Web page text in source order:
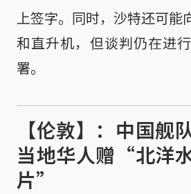
上签字。同时，沙特还可能
和直升机，但谈判仍在进
署。
【伦敦】：中国舰
当地华人赠“北洋
片”